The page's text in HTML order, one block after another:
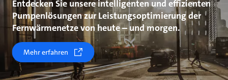
Entdecken Sie unsere intelligenten und effizienten
Pumpenlösungen zur Leistungsoptimierung der
Fernwärmenetze von heute – und morgen.
Mehr erfahren